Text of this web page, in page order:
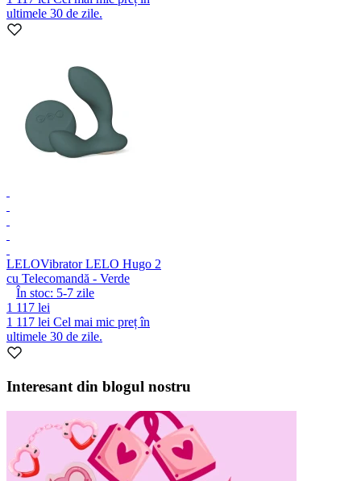
ultimele 30 de zile.
LELOVibrator LELO Hugo 2
cu Telecomandă - Verde
În stoc: 5-7 zile
1 117 lei
1 117 lei Cel mai mic preț în
ultimele 30 de zile.
Interesant din blogul nostru